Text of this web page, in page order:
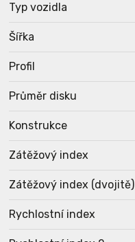
Typ vozidla
Šířka
Profil
Průměr disku
Konstrukce
Zátěžový index
Zátěžový index (dvojitě)
Rychlostní index